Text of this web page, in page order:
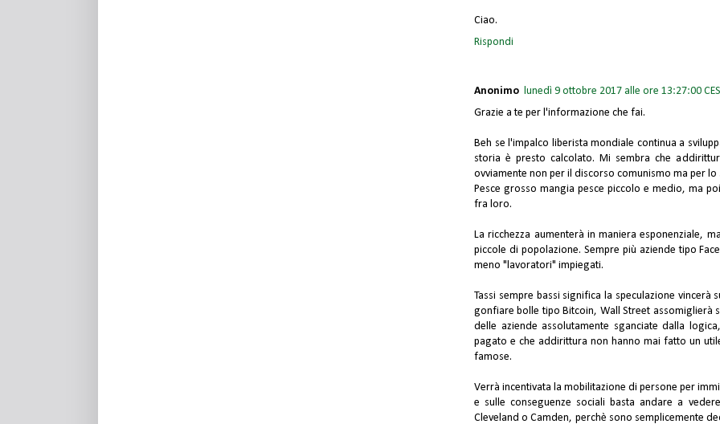
Ciao.
Rispondi
Anonimo lunedì 9 ottobre 2017 alle ore 13:27:00
Grazie a te per l'informazione che fai.
Beh se l'impalco liberista mondiale continua a
storia è presto calcolato. Mi sembra che
ovviamente non per il discorso comunismo ma per
Pesce grosso mangia pesce piccolo e medio, ma
fra loro.
La ricchezza aumenterà in maniera esponenziale,
piccole di popolazione. Sempre più aziende tipo
meno "lavoratori" impiegati.
Tassi sempre bassi significa la speculazione
gonfiare bolle tipo Bitcoin, Wall Street assomiglierà
delle aziende assolutamente sganciate dalla
pagato e che addirittura non hanno mai fatto un
famose.
Verrà incentivata la mobilitazione di persone per
e sulle conseguenze sociali basta andare a
Cleveland o Camden, perchè sono semplicemente